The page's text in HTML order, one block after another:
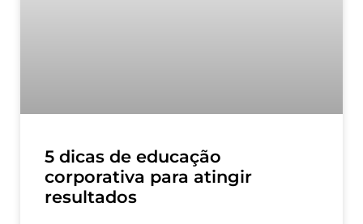
5 dicas de educação
corporativa para atingir
resultados